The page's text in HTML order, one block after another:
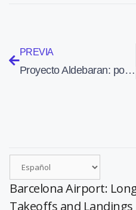
PREVIA
Proyecto Aldebaran: poner pequeños satélites en el espacio con un Rafale
Barcelona Airport:
Takeoffs and Landings